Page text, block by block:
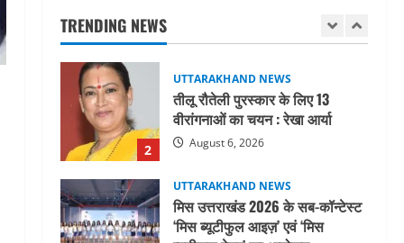
TRENDING NEWS
1
आपत्ति निस्तारण शिविर की व्यवस्थाओं
का लिया जायजा
August 6, 2026
2
UTTARAKHAND NEWS
तीलू रौतेली पुरस्कार के लिए 13
वीरांगनाओं का चयन : रेखा आर्या
August 6, 2026
UTTARAKHAND NEWS
मिस उत्तराखंड 2026 के सब-कॉन्टेस्ट
‘मिस ब्यूटीफुल आइज़’ एवं ‘मिस